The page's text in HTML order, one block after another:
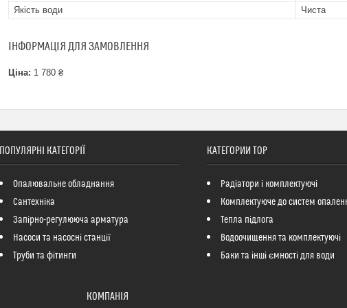
Якість води Чиста
ІНФОРМАЦІЯ ДЛЯ ЗАМОВЛЕННЯ
Ціна: 1 780 ₴
ПОПУЛЯРНІ КАТЕГОРІЇ
Опалювальне обладнання
Сантехніка
Запірно-регулююча арматура
Насоси та насосні станції
Труби та фітинги
КАТЕГОРИИ ТОР
Радіатори і комплектуючі
Комплектуюче до систем
Тепла підлога
Водоочищення та комплектуючі
Баки та інші ємності для води